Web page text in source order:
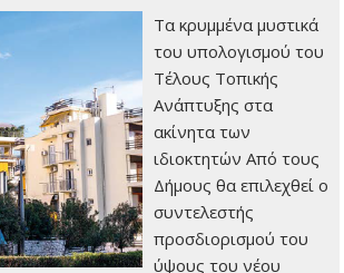
Τα κρυμμένα μυστικά
του υπολογισμού του
Τέλους Τοπικής
Ανάπτυξης στα
ακίνητα των
ιδιοκτητών Από τους
Δήμους θα επιλεχθεί ο
συντελεστής
προσδιορισμού του
ύψους του νέου